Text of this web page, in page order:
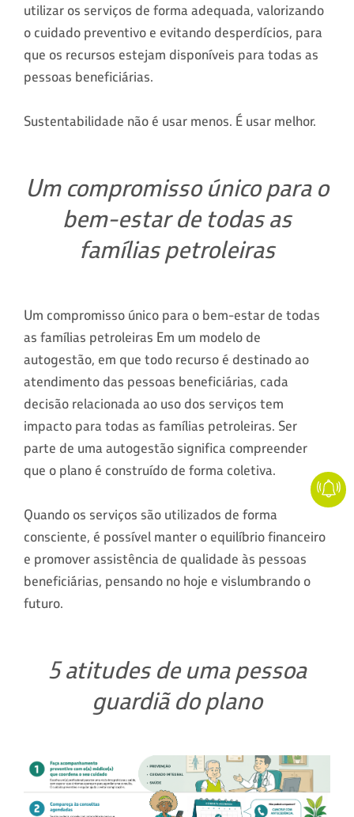
utilizar os serviços de forma adequada, valorizando
o cuidado preventivo e evitando desperdícios, para
que os recursos estejam disponíveis para todas as
pessoas beneficiárias.
Sustentabilidade não é usar menos. É usar melhor.
Um compromisso único para o
bem-estar de todas as
famílias petroleiras
Um compromisso único para o bem-estar de todas
as famílias petroleiras Em um modelo de
autogestão, em que todo recurso é destinado ao
atendimento das pessoas beneficiárias, cada
decisão relacionada ao uso dos serviços tem
impacto para todas as famílias petroleiras. Ser
parte de uma autogestão significa compreender
que o plano é construído de forma coletiva.
Quando os serviços são utilizados de forma
consciente, é possível manter o equilíbrio financeiro
e promover assistência de qualidade às pessoas
beneficiárias, pensando no hoje e vislumbrando o
futuro.
5 atitudes de uma pessoa
guardiã do plano